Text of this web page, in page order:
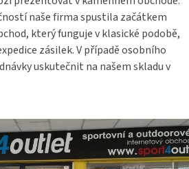
naše firma spustila začátkem
který funguje v klasické podobě,
zásilek. V případě osobního
uskutečnit na našem skladu v